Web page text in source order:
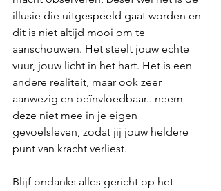
illusie die uitgespeeld gaat worden en
dit is niet altijd mooi om te
aanschouwen. Het steelt jouw echte
vuur, jouw licht in het hart. Het is een
andere realiteit, maar ook zeer
aanwezig en beïnvloedbaar.. neem
deze niet mee in je eigen
gevoelsleven, zodat jij jouw heldere
punt van kracht verliest.
Blijf ondanks alles gericht op het